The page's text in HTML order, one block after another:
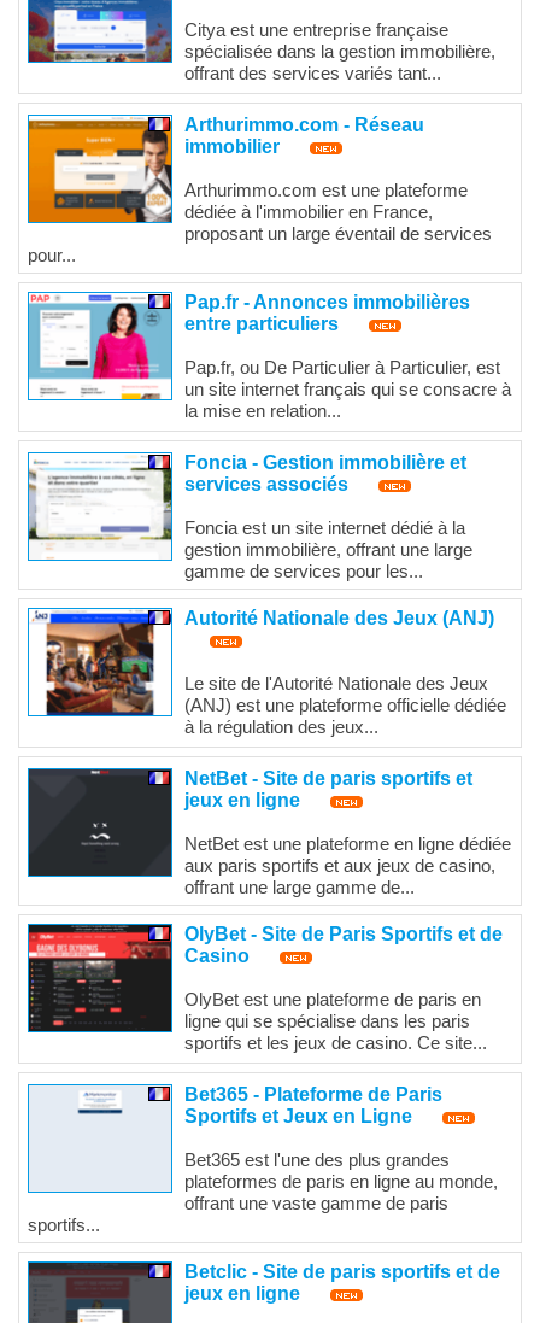
Citya est une entreprise française
spécialisée dans la gestion immobilière,
offrant des services variés tant...
Arthurimmo.com - Réseau
immobilier
Arthurimmo.com est une plateforme
dédiée à l'immobilier en France,
proposant un large éventail de services
pour...
Pap.fr - Annonces immobilières
entre particuliers
Pap.fr, ou De Particulier à Particulier, est
un site internet français qui se consacre à
la mise en relation...
Foncia - Gestion immobilière et
services associés
Foncia est un site internet dédié à la
gestion immobilière, offrant une large
gamme de services pour les...
Autorité Nationale des Jeux (ANJ)
Le site de l'Autorité Nationale des Jeux
(ANJ) est une plateforme officielle dédiée
à la régulation des jeux...
NetBet - Site de paris sportifs et
jeux en ligne
NetBet est une plateforme en ligne dédiée
aux paris sportifs et aux jeux de casino,
offrant une large gamme de...
OlyBet - Site de Paris Sportifs et de
Casino
OlyBet est une plateforme de paris en
ligne qui se spécialise dans les paris
sportifs et les jeux de casino. Ce site...
Bet365 - Plateforme de Paris
Sportifs et Jeux en Ligne
Bet365 est l'une des plus grandes
plateformes de paris en ligne au monde,
offrant une vaste gamme de paris
sportifs...
Betclic - Site de paris sportifs et de
jeux en ligne